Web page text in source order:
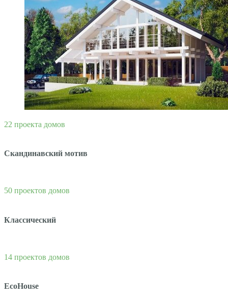
22 проекта домов
Скандинавский мотив
50 проектов домов
Классический
14 проектов домов
EcoHouse